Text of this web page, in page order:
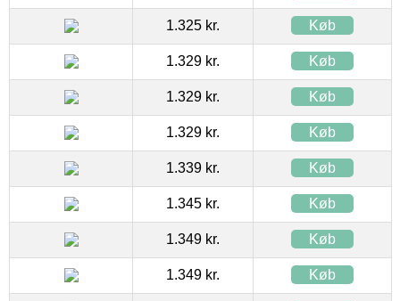
1.325 kr. Køb
1.329 kr. Køb
1.329 kr. Køb
1.329 kr. Køb
1.339 kr. Køb
1.345 kr. Køb
1.349 kr. Køb
1.349 kr. Køb